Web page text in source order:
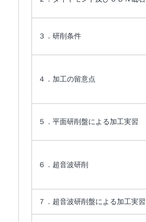
３．研削条件
４．加工の留意点
５．平面研削盤による加工実習
６．超音波研削
７．超音波研削盤による加工実習